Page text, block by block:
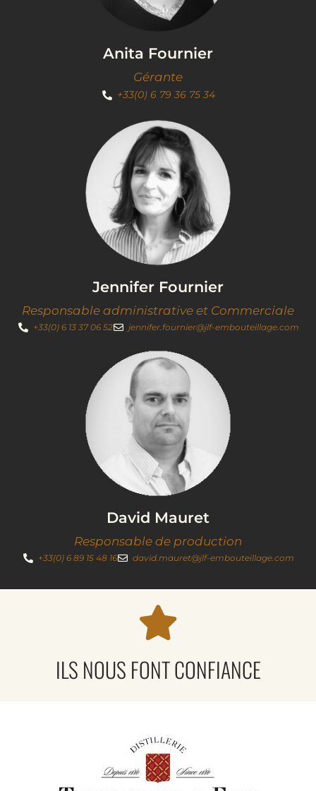
Anita Fournier
Gérante
+33(0) 6 79 36 75 34
Jennifer Fournier
Responsable administrative et Commerciale
+33(0) 6 13 37 06 52 jennifer.fournier@jlf-embouteillage.com
David Mauret
Responsable de production
+33(0) 6 89 15 48 16 david.mauret@jlf-embouteillage.com
ILS NOUS FONT CONFIANCE